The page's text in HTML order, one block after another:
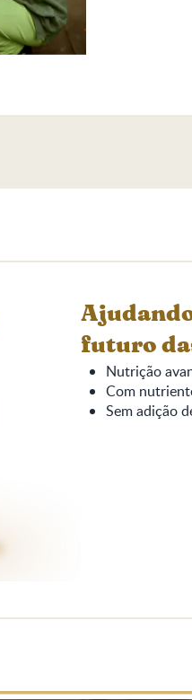
futuro
Nutrição
Com
Sem adição